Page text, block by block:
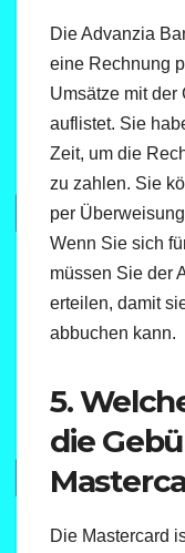
Die Advanzia
eine Rechnung
Umsätze mit der
auflistet. Sie
Zeit, um die
zu zahlen. Sie
per
Wenn Sie sich
müssen Sie der
erteilen, damit
abbuchen kann.
5.
die
Die Mastercard